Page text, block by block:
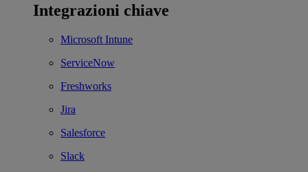
Integrazioni chiave
Microsoft Intune
ServiceNow
Freshworks
Jira
Salesforce
Slack